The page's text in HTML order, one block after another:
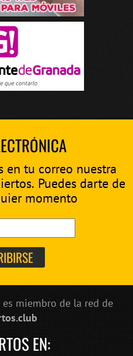
en tu correo nuestra
Puedes darte de
momento
es miembro de la red de
EN: